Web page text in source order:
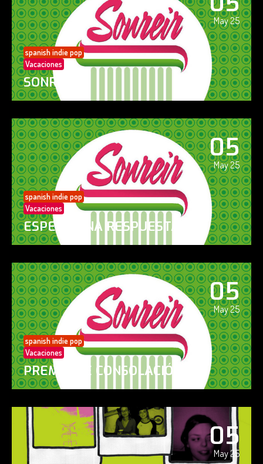
May 25
spanish indie pop
Vacaciones
SONREÍR
05
May 25
spanish indie pop
Vacaciones
ESPERO UNA RESPUESTA
05
May 25
spanish indie pop
Vacaciones
PREMIO DE CONSOLACIÓN
05
May 25